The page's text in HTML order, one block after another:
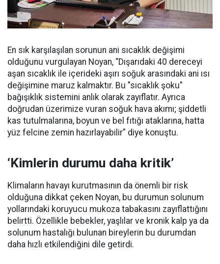
En sık karşılaşılan sorunun ani sıcaklık değişimi
olduğunu vurgulayan Noyan, “Dışarıdaki 40 dereceyi
aşan sıcaklık ile içerideki aşırı soğuk arasındaki ani ısı
değişimine maruz kalmaktır. Bu "sıcaklık şoku"
bağışıklık sistemini anlık olarak zayıflatır. Ayrıca
doğrudan üzerimize vuran soğuk hava akımı; şiddetli
kas tutulmalarına, boyun ve bel fıtığı ataklarına, hatta
yüz felcine zemin hazırlayabilir” diye konuştu.
‘Kimlerin durumu daha kritik’
Klimaların havayı kurutmasının da önemli bir risk
olduğuna dikkat çeken Noyan, bu durumun solunum
yollarındaki koruyucu mukoza tabakasını zayıflattığını
belirtti. Özellikle bebekler, yaşlılar ve kronik kalp ya da
solunum hastalığı bulunan bireylerin bu durumdan
daha hızlı etkilendiğini dile getirdi.